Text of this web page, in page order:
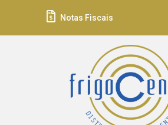
Notas Fiscais